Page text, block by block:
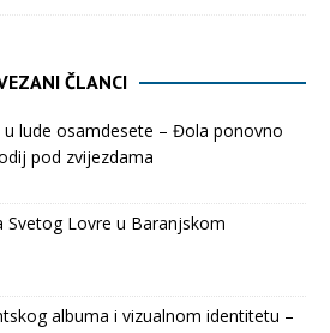
ČLANCI
u lude osamdesete – Đola ponovno
pod zvijezdama
Svetog Lovre u Baranjskom
albuma i vizualnom identitetu –